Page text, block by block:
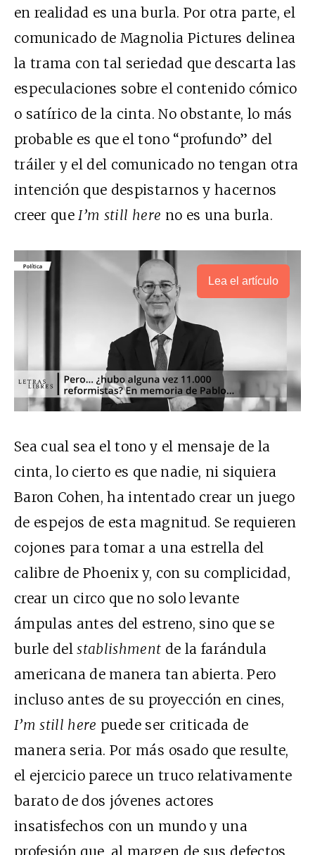
en realidad es una burla. Por otra parte, el
comunicado de Magnolia Pictures delinea
la trama con tal seriedad que descarta las
especulaciones sobre el contenido cómico
o satírico de la cinta. No obstante, lo más
probable es que el tono “profundo” del
tráiler y el del comunicado no tengan otra
intención que despistarnos y hacernos
creer queI’m still here no es una burla.
Lea el artículo
Sea cual sea el tono y el mensaje de la
cinta, lo cierto es que nadie, ni siquiera
Baron Cohen, ha intentado crear un juego
de espejos de esta magnitud. Se requieren
cojones para tomar a una estrella del
calibre de Phoenix y, con su complicidad,
crear un circo que no solo levante
ámpulas antes del estreno, sino que se
burle delstablishment de la farándula
americana de manera tan abierta. Pero
incluso antes de su proyección en cines,
I’m still here puede ser criticada de
manera seria. Por más osado que resulte,
el ejercicio parece un truco relativamente
barato de dos jóvenes actores
insatisfechos con un mundo y una